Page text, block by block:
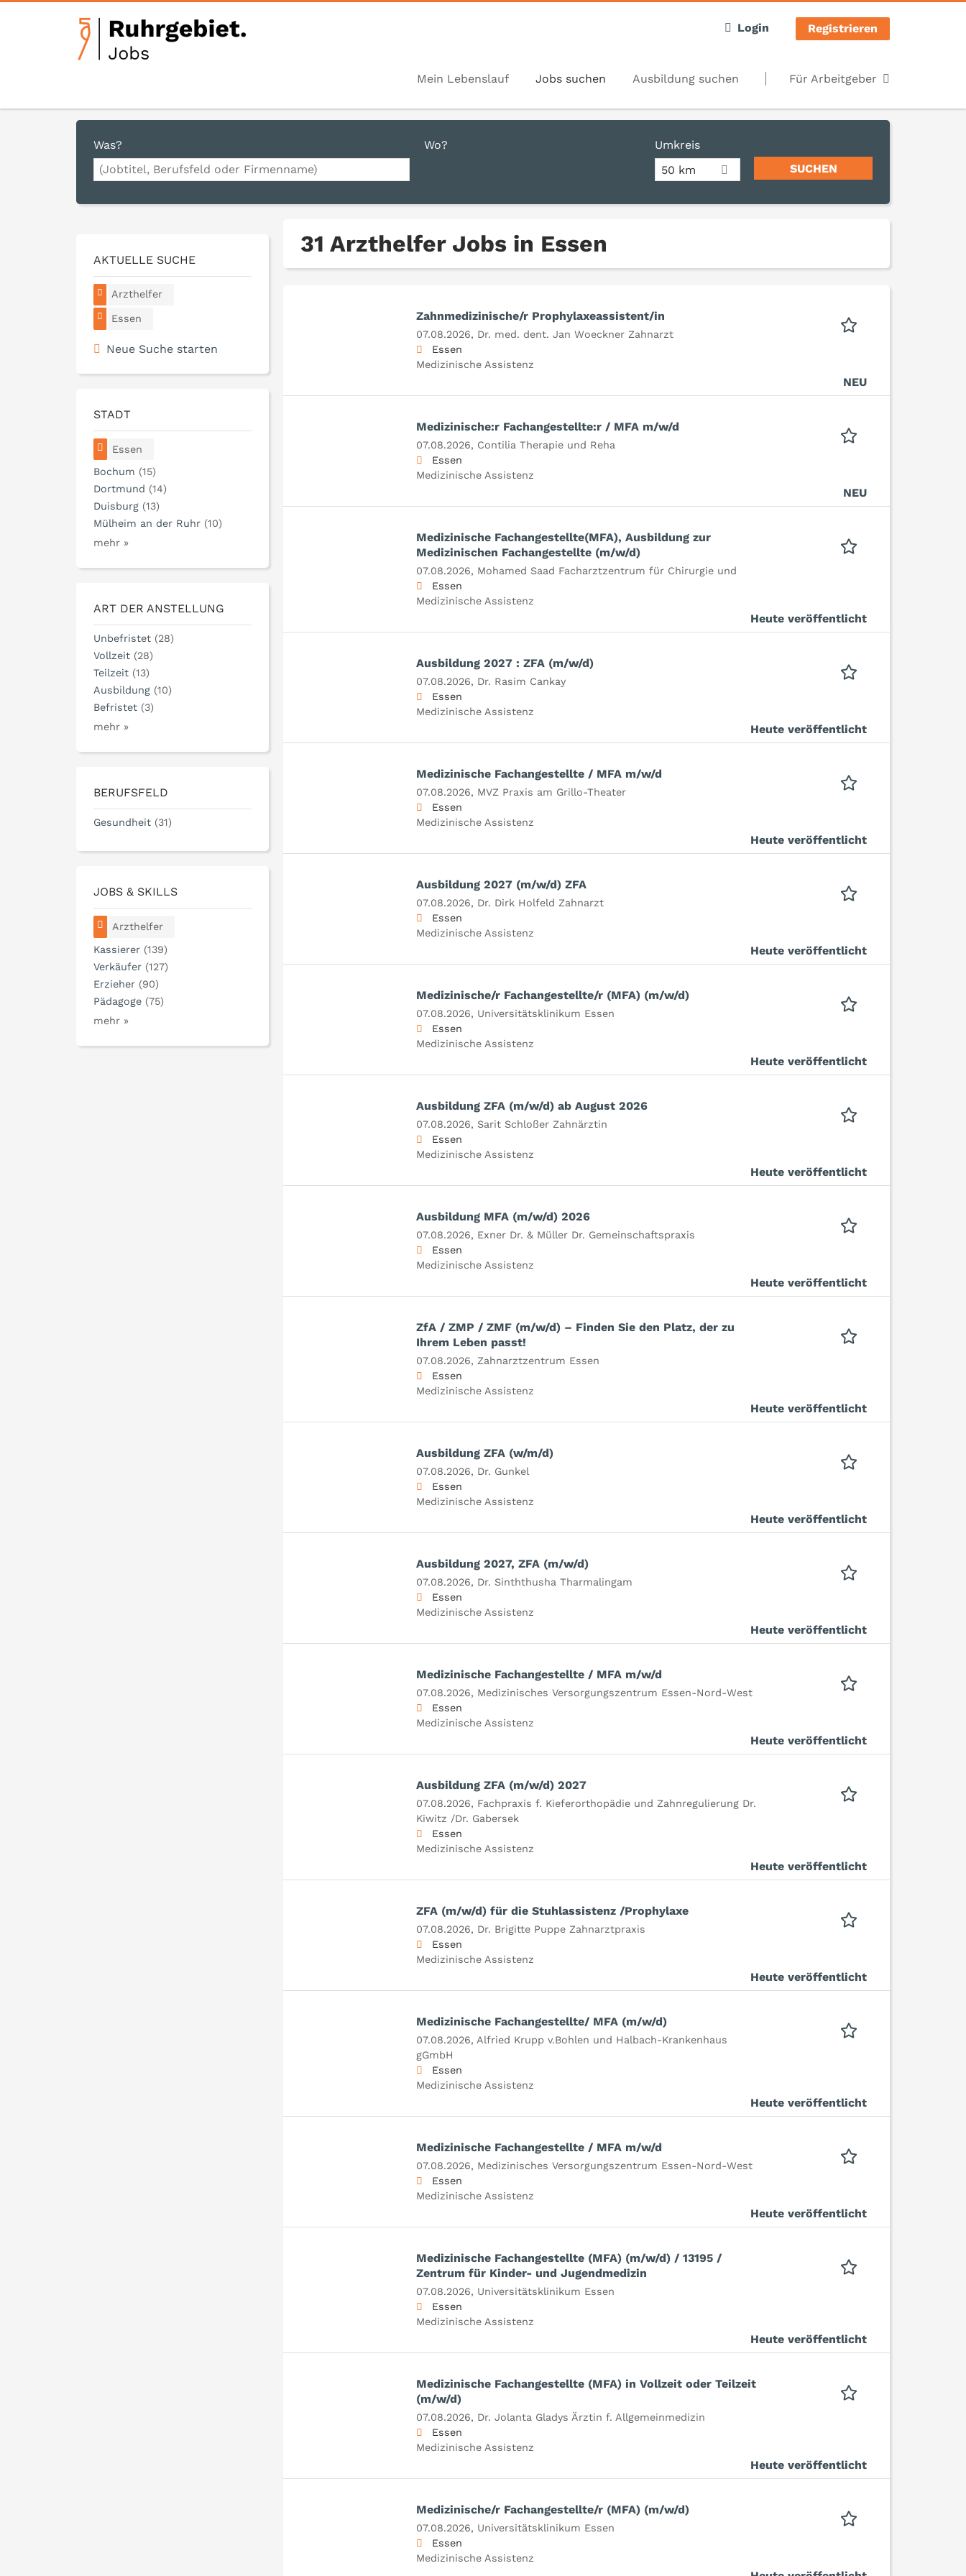
Login Registrieren
Mein Lebenslauf Jobs suchen Ausbildung suchen Für Arbeitgeber
Was? Wo?
Umkreis
50 km
31 Arzthelfer Jobs in Essen
Zahnmedizinische/r Prophylaxeassistent/in
07.08.2026, Dr. med. dent. Jan Woeckner Zahnarzt
Essen
Medizinische Assistenz
NEU
Medizinische:r Fachangestellte:r / MFA m/w/d
07.08.2026, Contilia Therapie und Reha
Essen
Medizinische Assistenz
NEU
Medizinische Fachangestellte(MFA), Ausbildung zur
Medizinischen Fachangestellte (m/w/d)
07.08.2026, Mohamed Saad Facharztzentrum für Chirurgie und
Essen
Medizinische Assistenz
Heute veröffentlicht
Ausbildung 2027 : ZFA (m/w/d)
07.08.2026, Dr. Rasim Cankay
Essen
Medizinische Assistenz
Heute veröffentlicht
Medizinische Fachangestellte / MFA m/w/d
07.08.2026, MVZ Praxis am Grillo-Theater
Essen
Medizinische Assistenz
Heute veröffentlicht
Ausbildung 2027 (m/w/d) ZFA
07.08.2026, Dr. Dirk Holfeld Zahnarzt
Essen
Medizinische Assistenz
Heute veröffentlicht
Medizinische/r Fachangestellte/r (MFA) (m/w/d)
07.08.2026, Universitätsklinikum Essen
Essen
Medizinische Assistenz
Heute veröffentlicht
Ausbildung ZFA (m/w/d) ab August 2026
07.08.2026, Sarit Schloßer Zahnärztin
Essen
Medizinische Assistenz
Heute veröffentlicht
Ausbildung MFA (m/w/d) 2026
07.08.2026, Exner Dr. & Müller Dr. Gemeinschaftspraxis
Essen
Medizinische Assistenz
Heute veröffentlicht
ZfA / ZMP / ZMF (m/w/d) – Finden Sie den Platz, der zu
Ihrem Leben passt!
07.08.2026, Zahnarztzentrum Essen
Essen
Medizinische Assistenz
Heute veröffentlicht
Ausbildung ZFA (w/m/d)
07.08.2026, Dr. Gunkel
Essen
Medizinische Assistenz
Heute veröffentlicht
Ausbildung 2027, ZFA (m/w/d)
07.08.2026, Dr. Sinththusha Tharmalingam
Essen
Medizinische Assistenz
Heute veröffentlicht
Medizinische Fachangestellte / MFA m/w/d
07.08.2026, Medizinisches Versorgungszentrum Essen-Nord-West
Essen
Medizinische Assistenz
Heute veröffentlicht
Ausbildung ZFA (m/w/d) 2027
07.08.2026, Fachpraxis f. Kieferorthopädie und Zahnregulierung Dr.
Kiwitz /Dr. Gabersek
Essen
Medizinische Assistenz
Heute veröffentlicht
ZFA (m/w/d) für die Stuhlassistenz /Prophylaxe
07.08.2026, Dr. Brigitte Puppe Zahnarztpraxis
Essen
Medizinische Assistenz
Heute veröffentlicht
Medizinische Fachangestellte/ MFA (m/w/d)
07.08.2026, Alfried Krupp v.Bohlen und Halbach-Krankenhaus
gGmbH
Essen
Medizinische Assistenz
Heute veröffentlicht
Medizinische Fachangestellte / MFA m/w/d
07.08.2026, Medizinisches Versorgungszentrum Essen-Nord-West
Essen
Medizinische Assistenz
Heute veröffentlicht
Medizinische Fachangestellte (MFA) (m/w/d) / 13195 /
Zentrum für Kinder- und Jugendmedizin
07.08.2026, Universitätsklinikum Essen
Essen
Medizinische Assistenz
Heute veröffentlicht
Medizinische Fachangestellte (MFA) in Vollzeit oder Teilzeit
(m/w/d)
07.08.2026, Dr. Jolanta Gladys Ärztin f. Allgemeinmedizin
Essen
Medizinische Assistenz
Heute veröffentlicht
Medizinische/r Fachangestellte/r (MFA) (m/w/d)
07.08.2026, Universitätsklinikum Essen
Essen
Medizinische Assistenz
AKTUELLE SUCHE
Arzthelfer
Essen
Neue Suche starten
STADT
Essen
Bochum (15)
Dortmund (14)
Duisburg (13)
Mülheim an der Ruhr (10)
mehr »
ART DER ANSTELLUNG
Unbefristet (28)
Vollzeit (28)
Teilzeit (13)
Ausbildung (10)
Befristet (3)
mehr »
BERUFSFELD
Gesundheit (31)
JOBS & SKILLS
Arzthelfer
Kassierer (139)
Verkäufer (127)
Erzieher (90)
Pädagoge (75)
mehr »